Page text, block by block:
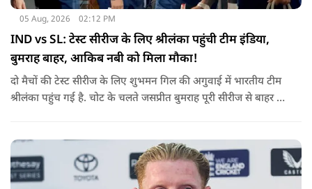
05 Aug, 2026 02:12 PM
IND vs SL: टेस्ट सीरीज के लिए श्रीलंका पहुंची टीम इंडिया,
बुमराह बाहर, आकिब नबी को मिला मौका!
दो मैचों की टेस्ट सीरीज के लिए शुभमन गिल की अगुवाई में भारतीय टीम
श्रीलंका पहुंच गई है. चोट के चलते जसप्रीत बुमराह पूरी सीरीज से बाहर हो